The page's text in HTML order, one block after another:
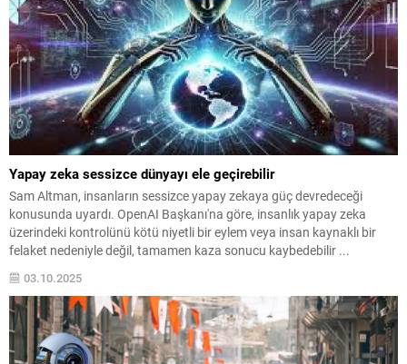
Yapay zeka sessizce dünyayı ele geçirebilir
Sam Altman, insanların sessizce yapay zekaya güç devredeceği
konusunda uyardı. OpenAI Başkanı'na göre, insanlık yapay zeka
üzerindeki kontrolünü kötü niyetli bir eylem veya insan kaynaklı bir
felaket nedeniyle değil, tamamen kaza sonucu kaybedebilir ...
03.10.2025